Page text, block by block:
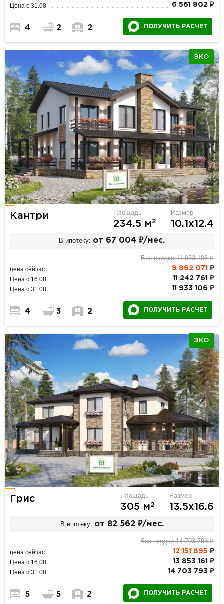
Цена с 31.08 6 561 802 ₽
4 2 2 ПОЛУЧИТЬ РАСЧЕТ
ЭКО
Кантри Площадь
234.5 м2
Размер
10.1х12.4
В ипотеку: от 67 004 ₽/мес.
Без скидки 11 933 106 ₽
цена сейчас 9 862 071 ₽
Цена с 16.08 11 242 761 ₽
Цена с 31.08 11 933 106 ₽
4 3 2 ПОЛУЧИТЬ РАСЧЕТ
ЭКО
Грис Площадь
305 м2
Размер
13.5х16.6
В ипотеку: от 82 562 ₽/мес.
Без скидки 14 703 793 ₽
цена сейчас 12 151 895 ₽
Цена с 16.08 13 853 161 ₽
Цена с 31.08 14 703 793 ₽
5 5 2 ПОЛУЧИТЬ РАСЧЕТ